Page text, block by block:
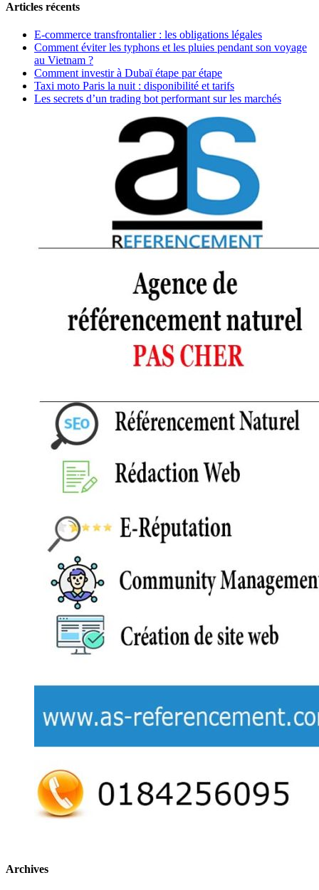
Articles récents
E-commerce transfrontalier : les obligations légales
Comment éviter les typhons et les pluies pendant son voyage
au Vietnam ?
Comment investir à Dubaï étape par étape
Taxi moto Paris la nuit : disponibilité et tarifs
Les secrets d’un trading bot performant sur les marchés
Archives